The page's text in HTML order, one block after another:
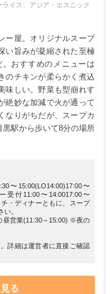
ライス、アジア・エスニック
ー屋。オリジナルスープ
い旨みが凝縮された至極
おすすめのメニューは
のチキンが柔らかく煮込
味しい。野菜も型崩れす
絶妙な加減で火が通って
なりがちだが、スープカ
駅から歩いて8分の場所
〜15:00(LO14:00)17:00〜
受付11:00〜14:0017:00〜
・ディナーともに、スープ
。
営業(11:30～15:00) ※夜の
詳細は運営者に直接ご確認
る